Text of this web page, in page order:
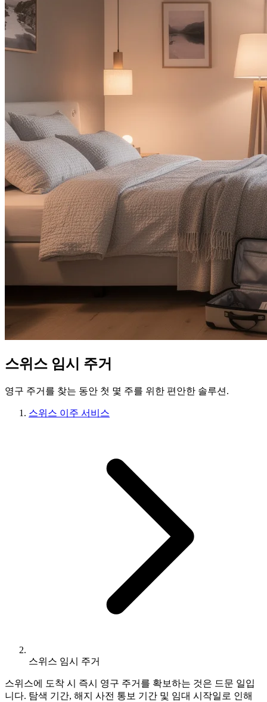
스위스 임시 주거
영구 주거를 찾는 동안 첫 몇 주를 위한 편안한 솔루션.
스위스 이주 서비스
스위스 임시 주거
스위스에 도착 시 즉시 영구 주거를 확보하는 것은 드문 일입
니다. 탐색 기간, 해지 사전 통보 기간 및 임대 시작일로 인해